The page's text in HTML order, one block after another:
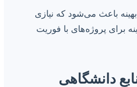
باعث می‌شود که نیازی
برای پروژه‌های با فوریت
دانشگاهی